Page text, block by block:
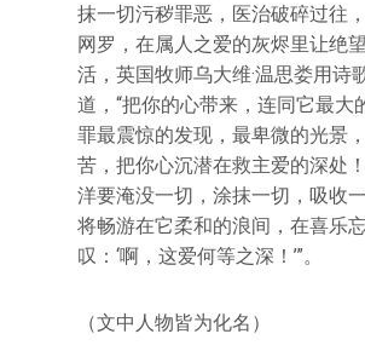
抹一切污秽罪恶，医治破碎过往
网罗，在属人之爱的灰烬里让绝
活，英国牧师乌大维·温思娄用诗
道，“把你的心带来，连同它最大
罪最震惊的发现，最卑微的光景
苦，把你心沉潜在救主爱的深处
洋要淹没一切，涂抹一切，吸收
将畅游在它柔和的浪间，在喜乐
叹：‘啊，这爱何等之深！’”。
（文中人物皆为化名）